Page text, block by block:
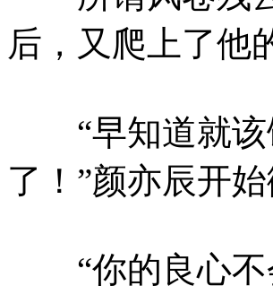
后，又爬上了他
“早知道就该
了！”颜亦辰开
“你的良心不